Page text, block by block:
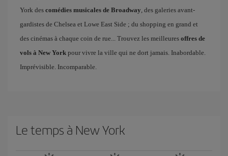
York des comédies musicales de Broadway, des galeries avant-
gardistes de Chelsea et Lowe East Side ; du shopping en grand et
des cinémas à chaque coin de rue... Trouvez les meilleures offres de
vols à New York pour vivre la ville qui ne dort jamais. Inabordable.
Imprévisible. Incomparable.
Le temps à New York